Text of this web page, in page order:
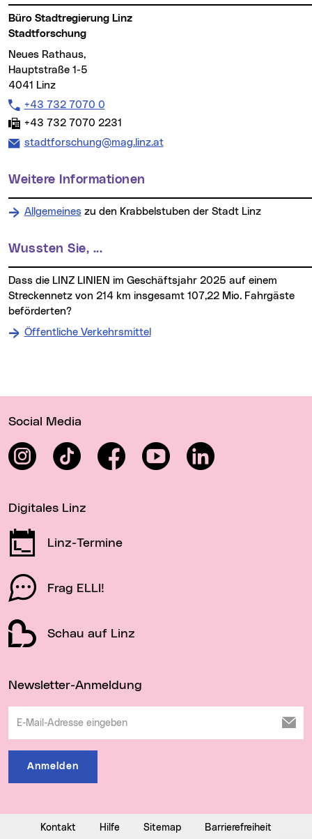
Büro Stadtregierung Linz
Stadtforschung
Neues Rathaus,
Hauptstraße 1-5
4041 Linz
Telefon:
+43 732 7070 0
Fax:
+43 732 7070 2231
E-Mail Adresse:
stadtforschung@mag.linz.at
Weitere Informationen
Allgemeineszu den Krabbelstuben der Stadt Linz
Wussten Sie, ...
dass die LINZ LINIEN im Geschäftsjahr 2025 auf einem
Streckennetz von 214 km insgesamt 107,22 Mio. Fahrgäste
beförderten?
Öffentliche Verkehrsmittel
Social Media
InstagramTikTok FacebookYouTube LinkedIn
Digitales Linz
Linz-Termine
Frag ELLI!
Schau auf Linz
Newsletter-Anmeldung
Anmelden
Kontakt Hilfe Sitemap Barrierefreiheit